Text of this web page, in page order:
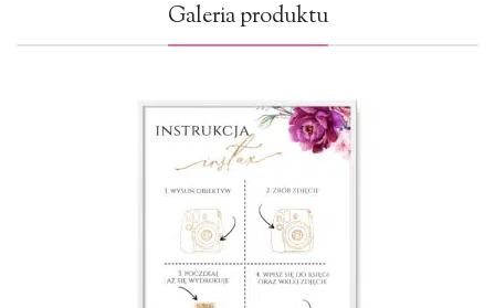
Galeria produktu